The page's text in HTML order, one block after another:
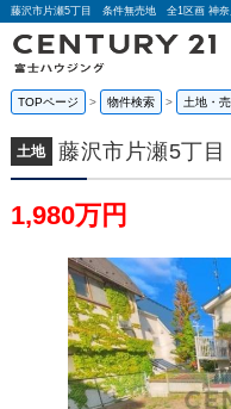
TOPページ 物件検索 土地・
土地 藤沢市片瀬5丁
1,980万円